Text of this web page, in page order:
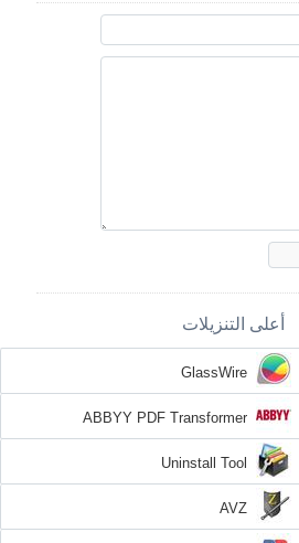
أعلى التنزيلات
GlassWire
ABBYY PDF Transformer
Uninstall Tool
AVZ